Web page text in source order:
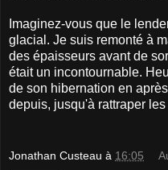
Imaginez-vous que le
glacial. Je suis remonté à
des épaisseurs avant de
était un incontournable.
de son hibernation en
depuis, jusqu'à rattraper
Jonathan Custeau à 16:05